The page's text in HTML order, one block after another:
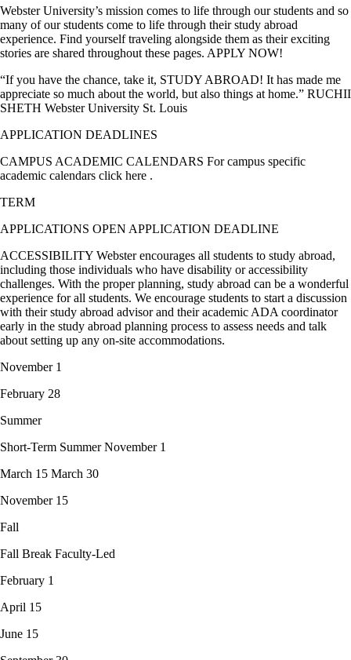
Webster University’s mission comes to life through our students and so
many of our students come to life through their study abroad
experience. Find yourself traveling alongside them as their exciting
stories are shared throughout these pages. APPLY NOW!
“If you have the chance, take it, STUDY ABROAD! It has made me
appreciate so much about the world, but also things at home.” RUCHII
SHETH Webster University St. Louis
APPLICATION DEADLINES
CAMPUS ACADEMIC CALENDARS For campus specific
academic calendars click here .
TERM
APPLICATIONS OPEN APPLICATION DEADLINE
ACCESSIBILITY Webster encourages all students to study abroad,
including those individuals who have disability or accessibility
challenges. With the proper planning, study abroad can be a wonderful
experience for all students. We encourage students to start a discussion
with their study abroad advisor and their academic ADA coordinator
early in the study abroad planning process to assess needs and talk
about setting up any on-site accommodations.
November 1
February 28
Summer
Short-Term Summer November 1
March 15 March 30
November 15
Fall
Fall Break Faculty-Led
February 1
April 15
June 15